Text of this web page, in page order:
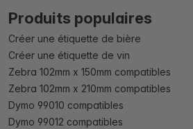
Produits populaires
Créer une étiquette de bière
Créer une étiquette de vin
Zebra 102mm x 150mm compatibles
Zebra 102mm x 210mm compatibles
Dymo 99010 compatibles
Dymo 99012 compatibles